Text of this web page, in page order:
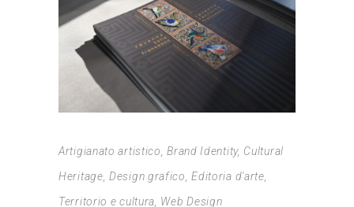
Artigianato artistico ,Brand Identity, Cultural
Heritage ,Design grafico ,Editoria d'arte
Territorio e cultura Web Design